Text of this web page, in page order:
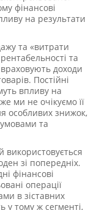
фінансові
на результати
та «витрати
та
враховують доходи
Постійні
впливу на
ми не очікуємо її
особливих знижок,
та
використовується
зі попередніх.
фінансові
операції
в зіставних
у тому ж сегменті,